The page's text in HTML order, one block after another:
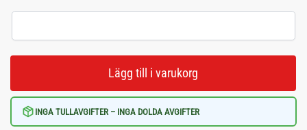
Lägg till i varukorg
INGA TULLAVGIFTER – INGA DOLDA AVGIFTER